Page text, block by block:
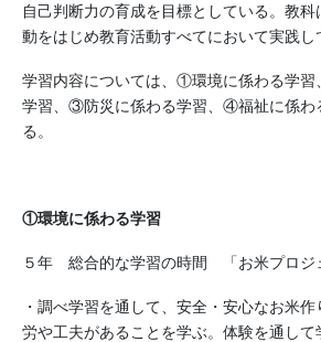
自己判断力の育成を目標としている。教
動をはじめ教育活動すべてにおいて実践し
学習内容については、①環境に係わる学
学習、③防災に係わる学習、④福祉に係わ
る。
①環境に係わる学習
５年 総合的な学習の時間 「お米プロジ
・調べ学習を通して、安全・安心なお米
労や工夫があることを学ぶ。体験を通し